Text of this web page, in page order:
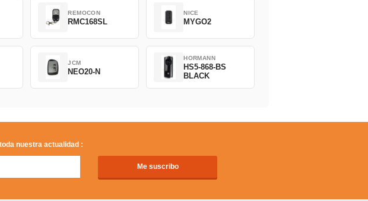
REMOCON
RMC168SL
NICE
MYGO2
JCM
NEO20-N
HORMANN
HS5-868-BS
BLACK
nuestra actualidad :